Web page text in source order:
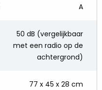
A
50 dB (vergelijkbaar
met een radio op de
achtergrond)
77 x 45 x 28 cm